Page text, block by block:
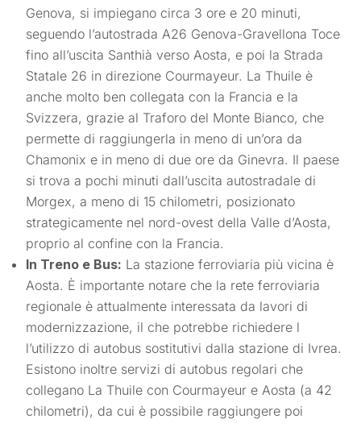
Genova, si impiegano circa 3 ore e 20 minuti,
seguendo l’autostrada A26 Genova-Gravellona Toce
fino all’uscita Santhià verso Aosta, e poi la Strada
Statale 26 in direzione Courmayeur. La Thuile è
anche molto ben collegata con la Francia e la
Svizzera, grazie al Traforo del Monte Bianco, che
permette di raggiungerla in meno di un’ora da
Chamonix e in meno di due ore da Ginevra. Il paese
si trova a pochi minuti dall’uscita autostradale di
Morgex, a meno di 15 chilometri, posizionato
strategicamente nel nord-ovest della Valle d’Aosta,
proprio al confine con la Francia.
In Treno e Bus: La stazione ferroviaria più vicina è
Aosta. È importante notare che la rete ferroviaria
regionale è attualmente interessata da lavori di
modernizzazione, il che potrebbe richiedere l
l’utilizzo di autobus sostitutivi dalla stazione di Ivrea.
Esistono inoltre servizi di autobus regolari che
collegano La Thuile con Courmayeur e Aosta (a 42
chilometri), da cui è possibile raggiungere poi